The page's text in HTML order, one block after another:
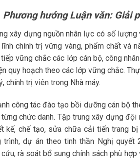
Phương hướng Luận văn: Giải
xây dựng nguồn nhân lực có số
chính trị vững vàng, phẩm chất và
tiếp vững chắc các lớp cán bộ, công
quy hoạch theo các lớp vững chắc.
chính trị viên trong Nhà máy.
công tác đào tạo bồi dưỡng cán bộ
chức danh. Tập trung xây dựng đội
kế, chế tạo, sửa chữa cải tiến trang
trình, dự án theo tinh thần Nghị
rà soát bổ sung chính sách phù